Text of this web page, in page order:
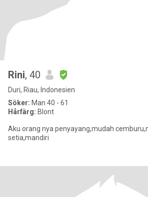
Rini, 40
Duri, Riau, Indonesien
Söker: Man 40 - 61
Hårfärg: Blont
Aku orang nya penyayang,mudah
setia,mandiri